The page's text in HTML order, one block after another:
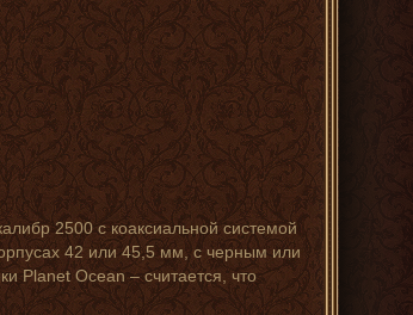
2500 с коаксиальной системой
42 или 45,5 мм, с черным или
Planet Ocean – считается, что